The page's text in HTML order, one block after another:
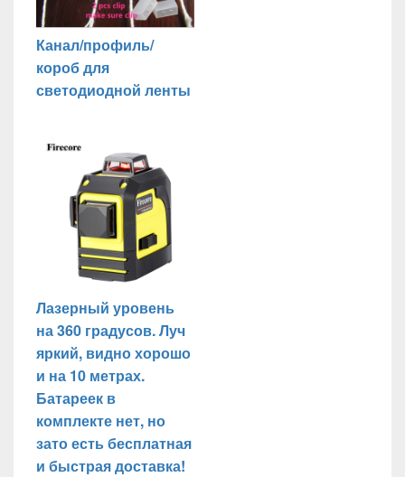
Канал/профиль/
короб для
светодиодной ленты
Лазерный уровень
на 360 градусов. Луч
яркий, видно хорошо
и на 10 метрах.
Батареек в
комплекте нет, но
зато есть бесплатная
и быстрая доставка!